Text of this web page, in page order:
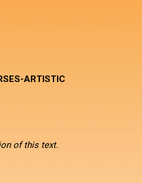
ARTISTIC
of this text.